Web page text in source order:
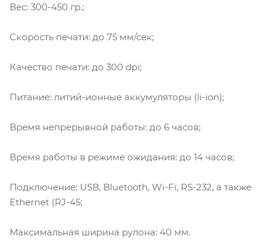
Вес: 300-450 гр.;
Скорость печати: до 75 мм/сек;
Качество печати: до 300 dpi;
Питание: литий-ионные аккумуляторы (li-ion);
Время непрерывной работы: до 6 часов;
Время работы в режиме ожидания: до 14 часов;
Подключение: USB, Bluetooth, Wi-Fi, RS-232, а также
Ethernet (RJ-45;
Максимальная ширина рулона: 40 мм.